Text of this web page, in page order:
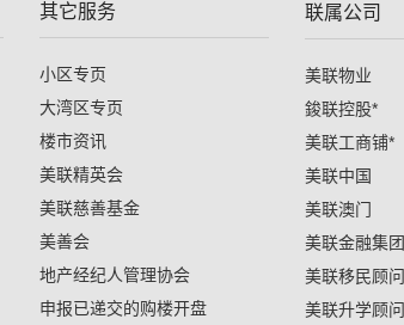
其它服务
小区专页
大湾区专页
楼市资讯
美联精英会
美联慈善基金
美善会
地产经纪人管理协会
申报已递交的购楼开盘
联属公司
美联物业
鋑联控股*
美联工商铺*
美联中国
美联澳门
美联金融集团
美联移民顾问
美联升学顾问